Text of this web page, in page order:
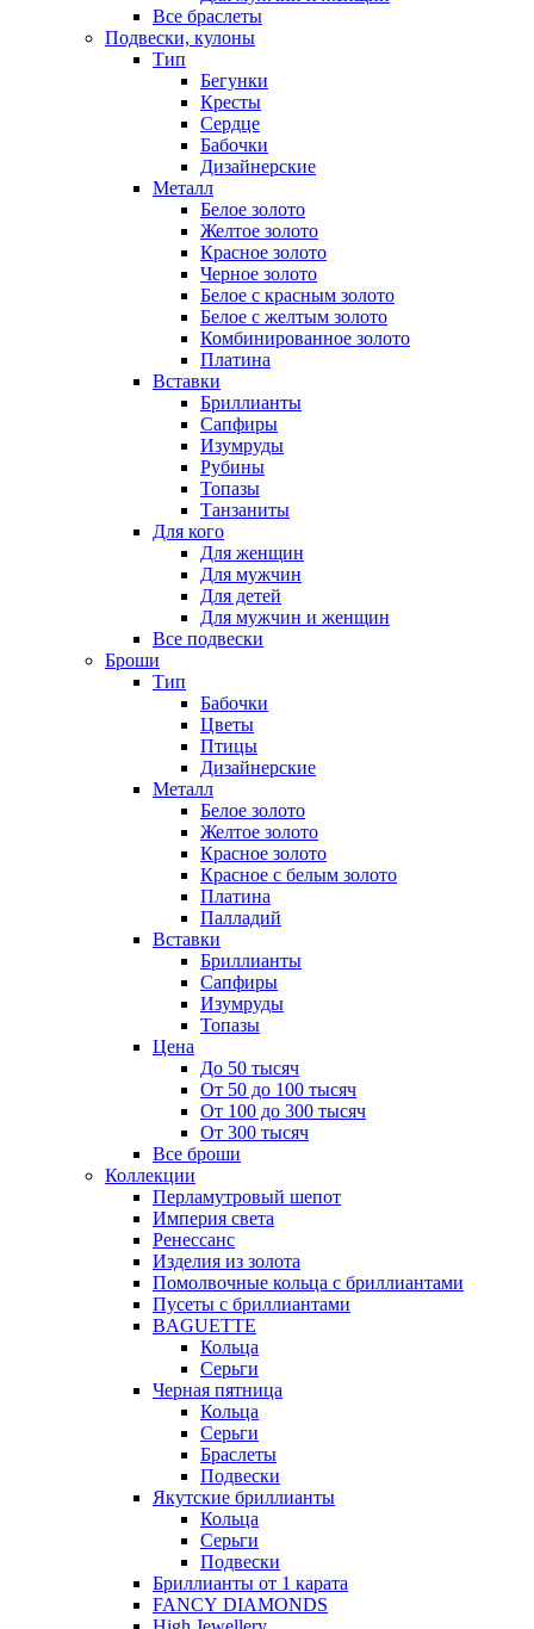
Все браслеты
Подвески, кулоны
Тип
Бегунки
Кресты
Сердце
Бабочки
Дизайнерские
Металл
Белое золото
Желтое золото
Красное золото
Черное золото
Белое с красным золото
Белое с желтым золото
Комбинированное золото
Платина
Вставки
Бриллианты
Сапфиры
Изумруды
Рубины
Топазы
Танзаниты
Для кого
Для женщин
Для мужчин
Для детей
Для мужчин и женщин
Все подвески
Броши
Тип
Бабочки
Цветы
Птицы
Дизайнерские
Металл
Белое золото
Желтое золото
Красное золото
Красное с белым золото
Платина
Палладий
Вставки
Бриллианты
Сапфиры
Изумруды
Топазы
Цена
До 50 тысяч
От 50 до 100 тысяч
От 100 до 300 тысяч
От 300 тысяч
Все броши
Коллекции
Перламутровый шепот
Империя света
Ренессанс
Изделия из золота
Помолвочные кольца с бриллиантами
Пусеты с бриллиантами
BAGUETTE
Кольца
Серьги
Черная пятница
Кольца
Серьги
Браслеты
Подвески
Якутские бриллианты
Кольца
Серьги
Подвески
Бриллианты от 1 карата
FANCY DIAMONDS